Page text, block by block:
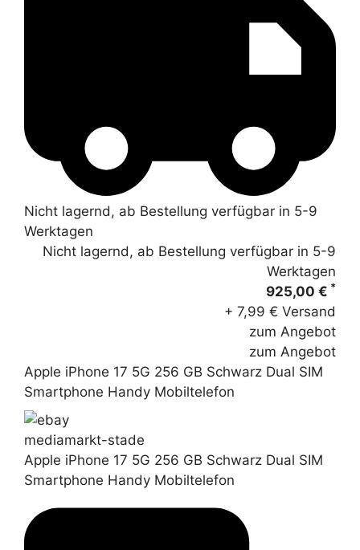
Nicht lagernd, ab Bestellung verfügbar in 5-9
Werktagen
Nicht lagernd, ab Bestellung verfügbar in 5-9
Werktagen
925,00 € *
+ 7,99 € Versand
zum Angebot
zum Angebot
Apple iPhone 17 5G 256 GB Schwarz Dual SIM
Smartphone Handy Mobiltelefon
mediamarkt-stade
Apple iPhone 17 5G 256 GB Schwarz Dual SIM
Smartphone Handy Mobiltelefon